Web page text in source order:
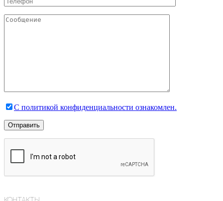
С политикой конфиденциальности ознакомлен.